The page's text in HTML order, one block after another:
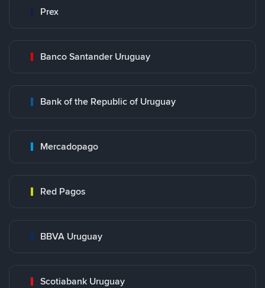
Prex
Banco Santander Uruguay
Bank of the Republic of Uruguay
Mercadopago
Red Pagos
BBVA Uruguay
Scotiabank Uruguay